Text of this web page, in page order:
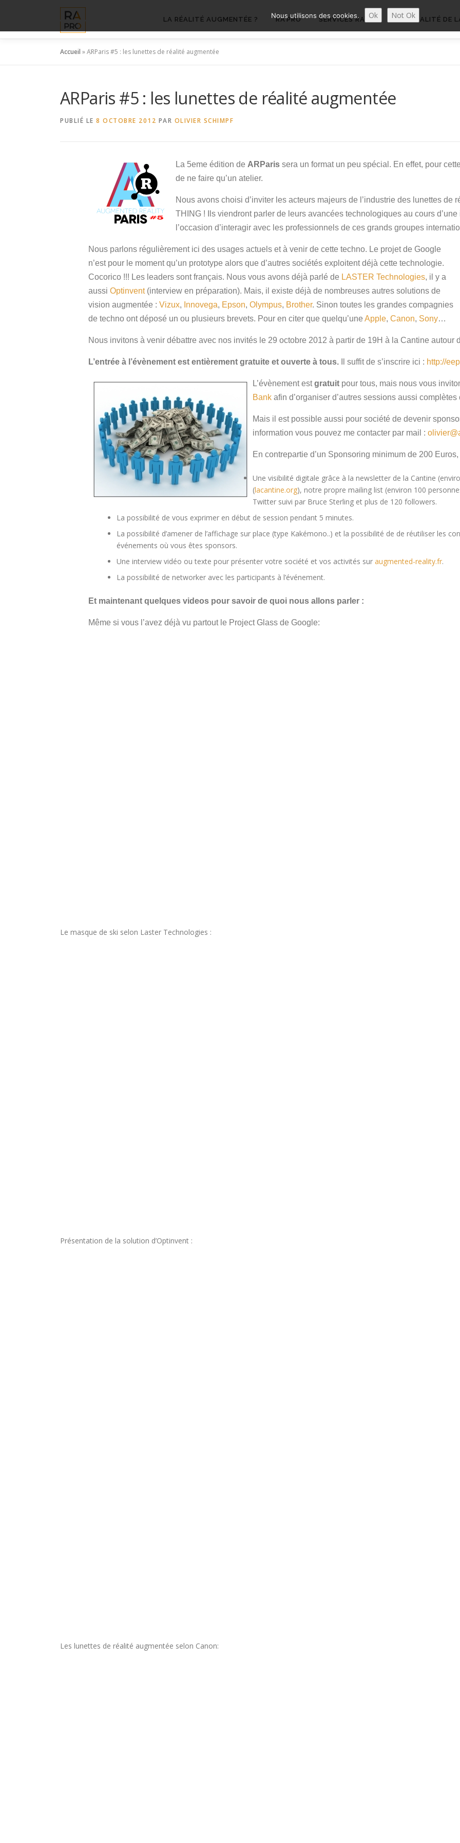
contenu
LA RÉALITÉ AUGMENTÉE ? RA’PRO SERVICES RA’PRO ACTUALITÉ DE
Accueil »ARParis #5 : les lunettes de réalité augmentée
ARParis #5 : les lunettes de réalité augmentée
PUBLIÉ LE 8 OCTOBRE 2012 PAR OLIVIER SCHIMPF
La 5eme édition de ARParis sera un format un peu spécial. En effet, pour
de ne faire qu’un atelier.
Nous avons choisi d’inviter les acteurs majeurs de l’industrie des lunettes de
THING ! Ils viendront parler de leurs avancées technologiques au cours
l’occasion d’interagir avec les professionnels de ces grands groupes
Nous parlons régulièrement ici des usages actuels et à venir de cette techno. Le projet de Google
n’est pour le moment qu’un prototype alors que d’autres sociétés exploitent déjà cette technologie.
Cocorico !!! Les leaders sont français. Nous vous avons déjà parlé de LASTER Technologies, il y a
aussi Optinvent(interview en préparation). Mais, il existe déjà de nombreuses autres solutions de
vision augmentée : Vizux, Innovega, Epson, Olympus, Brother. Sinon toutes les grandes compagnies
de techno ont déposé un ou plusieurs brevets. Pour en citer que quelqu’une Apple, Canon, Sony…
Nous invitons à venir débattre avec nos invités le 29 octobre 2012 à partir de 19H à la Cantine autour
L’entrée à l’évènement est entièrement gratuite et ouverte à tous. Il suffit de s’inscrire ici : http://
L’évènement estgratuit pour tous, mais nous vous
Bank afin d’organiser d’autres sessions aussi complètes
Mais il est possible aussi pour société de devenir
information vous pouvez me contacter par mail :
En contrepartie d’un Sponsoring minimum de 200
Une visibilité digitale grâce à la newsletter de la Cantine
(lacantine.org), notre propre mailing list (environ 100
Twitter suivi par Bruce Sterling et plus de 120 followers.
La possibilité de vous exprimer en début de session pendant 5 minutes.
La possibilité d’amener de l’affichage sur place (type Kakémono..) et la possibilité de de réutiliser les
événements où vous êtes sponsors.
Une interview vidéo ou texte pour présenter votre société et vos activités sur augmented-reality.fr.
La possibilité de networker avec les participants à l’événement.
Et maintenant quelques videos pour savoir de quoi nous allons parler :
Même si vous l’avez déjà vu partout le Project Glass de Google:
Le masque de ski selon Laster Technologies :
Présentation de la solution d’Optinvent :
Les lunettes de réalité augmentée selon Canon:
Nous utilisons des cookies. Ok Not Ok